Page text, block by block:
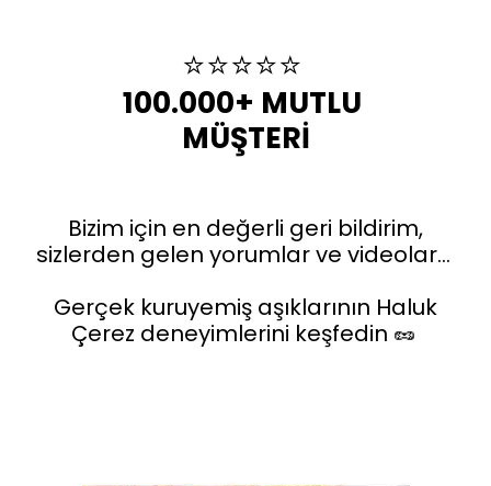
⭐️⭐️⭐️⭐️⭐️
100.000+ MUTLU
MÜŞTERİ
Bizim için en değerli geri bildirim,
sizlerden gelen yorumlar ve videolar…
Gerçek kuruyemiş aşıklarının Haluk
Çerez deneyimlerini keşfedin 🥜